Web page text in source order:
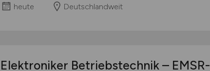
heute Deutschlandweit
Elektroniker Betriebstechnik – EMSR-